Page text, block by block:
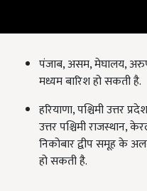
पंजाब,असम,मेघालय,
मध्यम बारिश हो सकती है.
हरियाणा,पश्चिमी उत्तर
उत्तर पश्चिमी राजस्थान,
निकोबार द्वीप समूह के
हो सकती है.